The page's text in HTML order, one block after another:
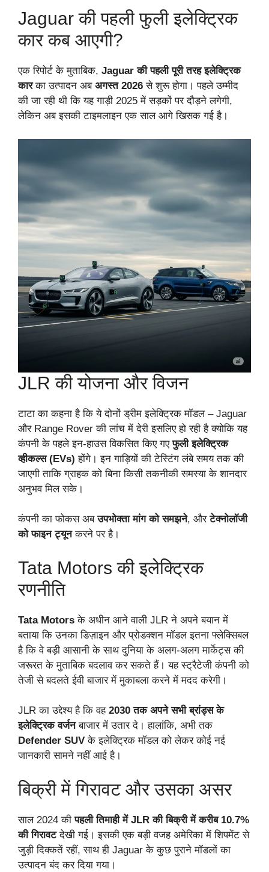
Jaguar की पहली फुली इलेक्ट्रिक
कार कब आएगी?
एक रिपोर्ट के मुताबिक, Jaguar की पहली पूरी तरह इलेक्ट्रिक
कारका उत्पादन अब अगस्त 2026 से शुरू होगा। पहले उम्मीद
की जा रही थी कि यह गाड़ी 2025 में सड़कों पर दौड़ने लगेगी,
लेकिन अब इसकी टाइमलाइन एक साल आगे खिसक गई है।
JLR की योजना और विजन
टाटा का कहना है कि ये दोनों ड्रीम इलेक्ट्रिक मॉडल – Jaguar
और Range Rover की लांच में देरी इसलिए हो रही है क्योकि यह
कंपनी के पहले इन-हाउस विकसित किए गएफुली इलेक्ट्रिक
व्हीकल्स (EVs) होंगे। इन गाड़ियों की टेस्टिंग लंबे समय तक की
जाएगी ताकि ग्राहक को बिना किसी तकनीकी समस्या के शानदार
अनुभव मिल सके।
कंपनी का फोकस अबउपभोक्ता मांग को समझने, औरटेक्नोलॉजी
को फाइन ट्यूनकरने पर है।
Tata Motors की इलेक्ट्रिक
रणनीति
Tata Motors के अधीन आने वाली JLR ने अपने बयान में
बताया कि उनका डिज़ाइन और प्रोडक्शन मॉडल इतना फ्लेक्सिबल
है कि वे बड़ी आसानी के साथ दुनिया के अलग-अलग मार्केट्स की
जरूरत के मुताबिक बदलाव कर सकते हैं। यह स्ट्रैटेजी कंपनी को
तेजी से बदलते ईवी बाजार में मुकाबला करने में मदद करेगी।
JLR का उद्देश्य है कि वह 2030 तक अपने सभी ब्रांड्स के
इलेक्ट्रिक वर्जनबाजार में उतार दे। हालांकि, अभी तक
Defender SUV के इलेक्ट्रिक मॉडल को लेकर कोई नई
जानकारी सामने नहीं आई है।
बिक्री में गिरावट और उसका असर
साल 2024 कीपहली तिमाही में JLR की बिक्री में करीब 10.7%
की गिरावटदेखी गई। इसकी एक बड़ी वजह अमेरिका में शिपमेंट से
जुड़ी दिक्कतें रहीं, साथ ही Jaguar के कुछ पुराने मॉडलों का
उत्पादन बंद कर दिया गया।